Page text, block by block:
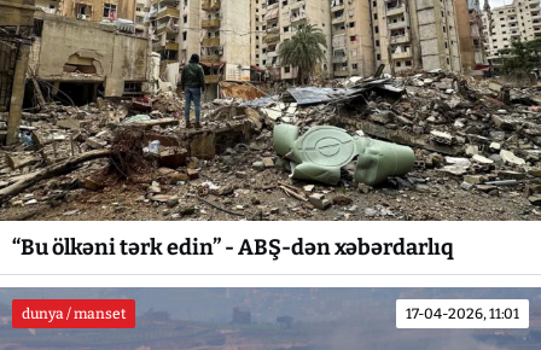
“Bu ölkəni tərk edin” - ABŞ-dən xəbərdarlıq
dunya / manset 17-04-2026, 11:01